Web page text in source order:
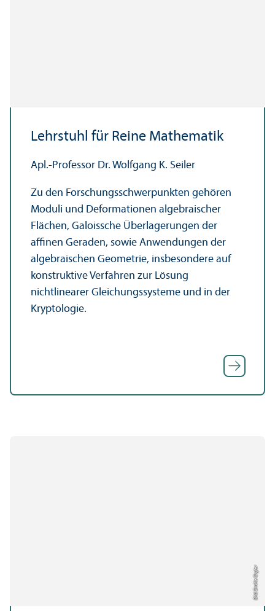
Lehr­stuhl für Reine Mathematik
Apl.-Professor Dr. Wolfgang K. Seiler
Zu den Forschungs­schwerpunkten gehören
Moduli und Deformationen algebraischer
Flächen, Galoissche Über­lagerungen der
affinen Geraden, sowie Anwendungen der
algebraischen Geometrie, insbesondere auf
konstruktive Verfahren zur Lösung
nichtlinearer Gleich­ungs­systeme und in der
Kryptologie.
Bild: Emilie Orgler